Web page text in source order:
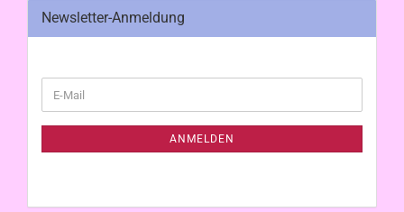
Newsletter-Anmeldung
ZUR
E-
Mail
ANMELDEN